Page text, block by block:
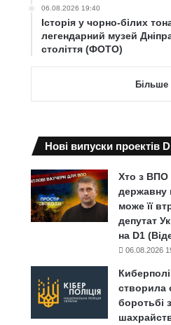
06.08.2026 19:40
Історія у чорно-білих
легендарний музей
століття (ФОТО)
Більше
Нові випуски проектів
Хто з ВПО
державну
може її
депутат
на D1
06.08.2026
створила
боротьбі